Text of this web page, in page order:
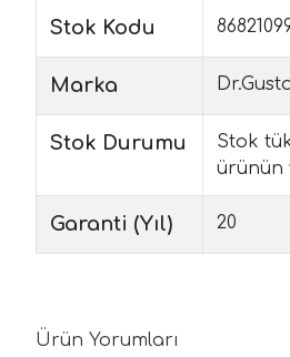
Stok Kodu
Marka
Stok Durumu
Stok
ürünün
Garanti (Yıl) 20
Ürün Yorumları